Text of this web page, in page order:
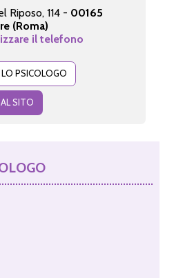
Riposo, 114 - 00165
(Roma)
il telefono
PSICOLOGO
SITO